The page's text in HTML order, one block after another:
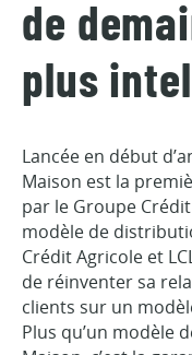
de
plus
Lancée en début
Maison est la
par le Groupe
modèle de
Crédit Agricole et
de réinventer sa
clients sur un
Plus qu’un modèle